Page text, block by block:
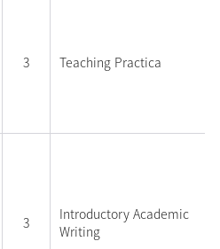
3 Teaching Practica
3
Introductory Academic
Writing